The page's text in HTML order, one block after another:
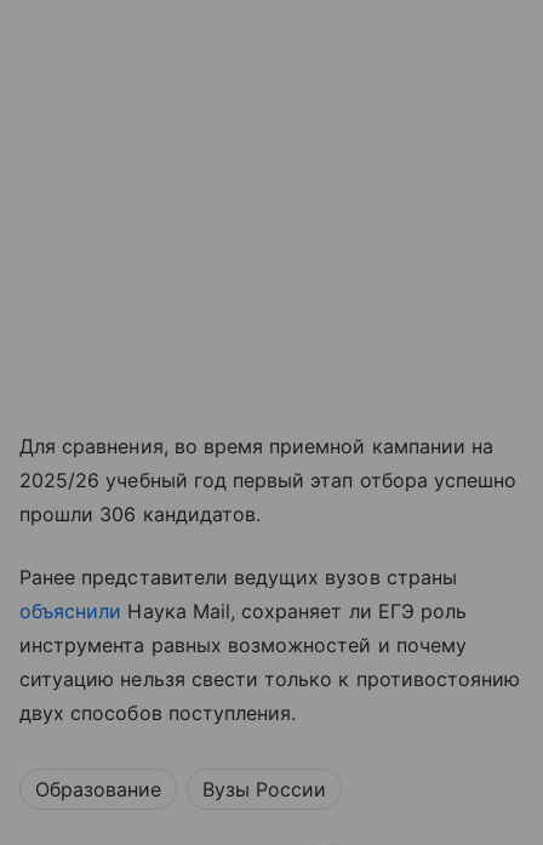
Для сравнения, во время приемной кампании на
2025/26 учебный год первый этап отбора успешно
прошли 306 кандидатов.
Ранее представители ведущих вузов страны
объяснили Наука Mail, сохраняет ли ЕГЭ роль
инструмента равных возможностей и почему
ситуацию нельзя свести только к противостоянию
двух способов поступления.
Образование Вузы России